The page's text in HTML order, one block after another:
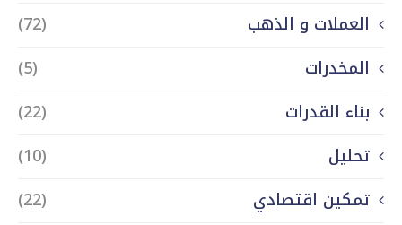
العملات و الذهب
(72)
المخدرات
(5)
بناء القدرات
(22)
تحليل
(10)
تمكين اقتصادي
(22)